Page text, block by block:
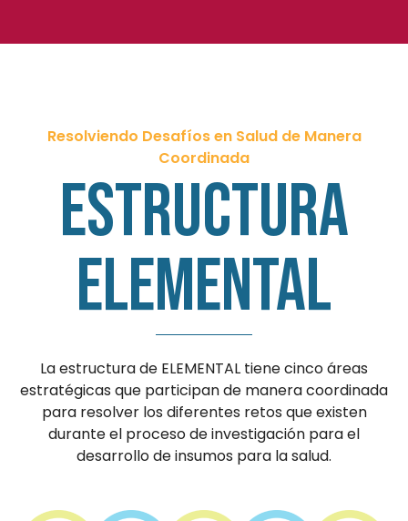
Resolviendo Desafíos en Salud de Manera
Coordinada
Estructura
elemental
La estructura de ELEMENTAL tiene cinco áreas
estratégicas que participan de manera coordinada
para resolver los diferentes retos que existen
durante el proceso de investigación para el
desarrollo de insumos para la salud.